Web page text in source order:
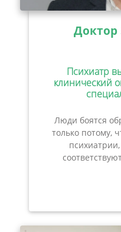
Психиатр
клинический
Люди боятся
только потому,